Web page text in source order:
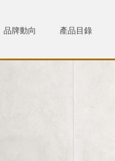
品牌動向 產品目錄